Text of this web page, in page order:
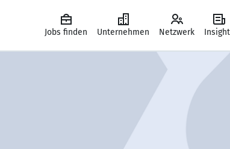
Jobs finden Unternehmen Netzwerk